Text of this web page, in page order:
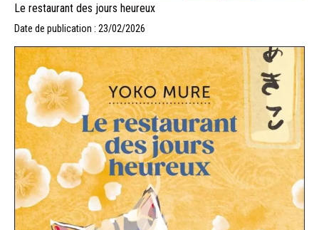
Le restaurant des jours heureux
Date de publication : 23/02/2026